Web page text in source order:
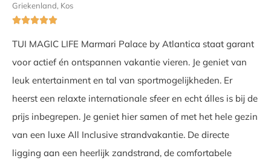
Griekenland, Kos

TUI MAGIC LIFE Marmari Palace by Atlantica staat garant
voor actief én ontspannen vakantie vieren. Je geniet van
leuk entertainment en tal van sportmogelijkheden. Er
heerst een relaxte internationale sfeer en echt álles is bij de
prijs inbegrepen. Je geniet hier samen of met het hele gezin
van een luxe All Inclusive strandvakantie. De directe
ligging aan een heerlijk zandstrand, de comfortabele